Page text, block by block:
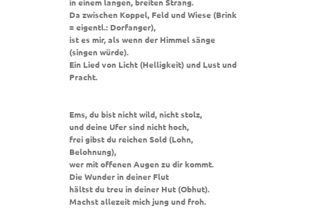
in einem langen, breiten Strang.
Da zwischen Koppel, Feld und Wiese (Brink
= eigentl.: Dorfanger),
ist es mir, als wenn der Himmel sänge
(singen würde).
Ein Lied von Licht (Helligkeit) und Lust und
Pracht.
Ems, du bist nicht wild, nicht stolz,
und deine Ufer sind nicht hoch,
frei gibst du reichen Sold (Lohn,
Belohnung),
wer mit offenen Augen zu dir kommt.
Die Wunder in deiner Flut
hältst du treu in deiner Hut (Obhut).
Machst allezeit mich jung und froh.